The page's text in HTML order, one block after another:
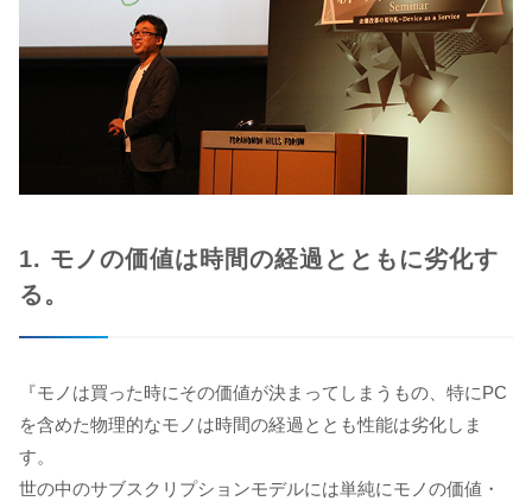
1. モノの価値は時間の経過とともに劣化す
る。
『モノは買った時にその価値が決まってしまうもの、特にPC
を含めた物理的なモノは時間の経過ととも性能は劣化しま
す。
世の中のサブスクリプションモデルには単純にモノの価値・